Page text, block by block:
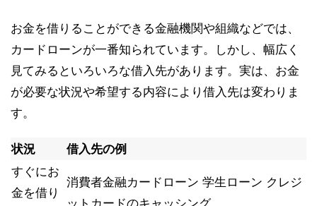
お金を借りることができる金融機関や組織などでは、
カードローンが一番知られています。しかし、幅広く
見てみるといろいろな借入先があります。実は、お金
が必要な状況や希望する内容により借入先は変わりま
す。
状況
借入先の例
すぐにお
金を借り
消費者金融カードローン 学生ローン クレジ
ットカードのキャッシング